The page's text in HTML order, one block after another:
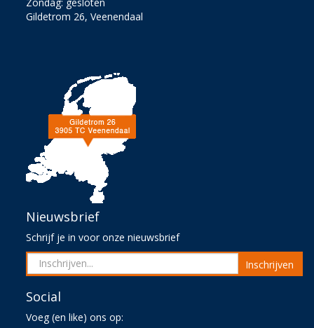
Gildetrom 26, Veenendaal
Nieuwsbrief
Schrijf je in voor onze nieuwsbrief
Inschrijven
Social
Voeg (en like) ons op: